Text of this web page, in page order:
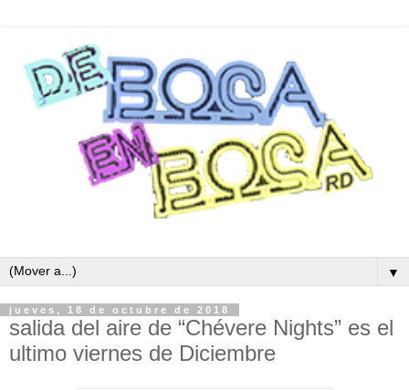
▼
jueves, 18 de octubre de 2018
salida del aire de “Chévere Nights” es el
ultimo viernes de Diciembre